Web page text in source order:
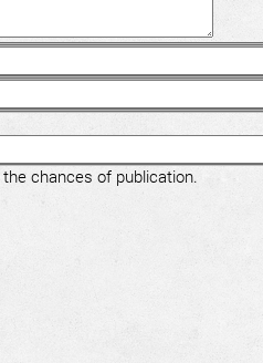
chances of publication.